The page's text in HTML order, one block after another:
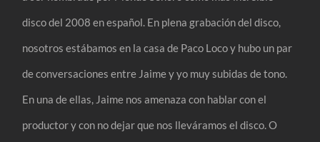
disco del 2008 en español. En plena grabación del disco,
nosotros estábamos en la casa de Paco Loco y hubo un par
de conversaciones entre Jaime y yo muy subidas de tono.
En una de ellas, Jaime nos amenaza con hablar con el
productor y con no dejar que nos lleváramos el disco. O